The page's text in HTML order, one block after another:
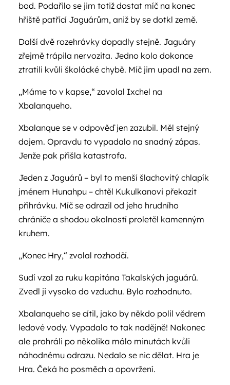
bod. Podařilo se jim totiž dostat míč na konec
hřiště patřící Jaguárům, aniž by se dotkl země.
Další dvě rozehrávky dopadly stejně. Jaguáry
zřejmě trápila nervozita. Jedno kolo dokonce
ztratili kvůli školácké chybě. Míč jim upadl na zem.
„Máme to v kapse,“ zavolal Ixchel na
Xbalanqueho.
Xbalanque se v odpověď jen zazubil. Měl stejný
dojem. Opravdu to vypadalo na snadný zápas.
Jenže pak přišla katastrofa.
Jeden z Jaguárů – byl to menší šlachovitý chlapík
jménem Hunahpu – chtěl Kukulkanovi překazit
přihrávku. Míč se odrazil od jeho hrudního
chrániče a shodou okolností proletěl kamenným
kruhem.
„Konec Hry,“ zvolal rozhodčí.
Sudí vzal za ruku kapitána Takalských jaguárů.
Zvedl ji vysoko do vzduchu. Bylo rozhodnuto.
Xbalanqueho se cítil, jako by někdo polil vědrem
ledové vody. Vypadalo to tak nadějně! Nakonec
ale prohráli po několika málo minutách kvůli
náhodnému odrazu. Nedalo se nic dělat. Hra je
Hra. Čeká ho posměch a opovržení.